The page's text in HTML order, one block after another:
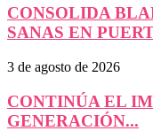
CONSOLIDA
SANAS EN
3 de agosto de 2026
CONTINÚA EL
GENERACIÓN...